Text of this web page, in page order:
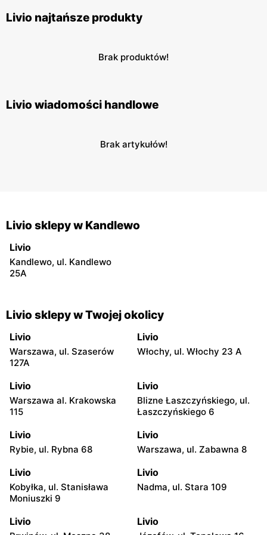
Livio najtańsze produkty
Brak produktów!
Livio wiadomości handlowe
Brak artykułów!
Livio sklepy w Kandlewo
Livio
Kandlewo, ul. Kandlewo
25A
Livio sklepy w Twojej okolicy
Livio
Warszawa, ul. Szaserów
127A
Livio
Włochy, ul. Włochy 23 A
Livio
Warszawa al. Krakowska
115
Livio
Blizne Łaszczyńskiego, ul.
Łaszczyńskiego 6
Livio
Rybie, ul. Rybna 68
Livio
Warszawa, ul. Zabawna 8
Livio
Kobyłka, ul. Stanisława
Moniuszki 9
Livio
Nadma, ul. Stara 109
Livio Livio